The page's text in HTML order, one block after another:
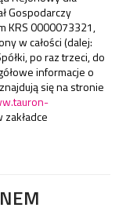
Gospodarczy
KRS 0000073321,
w całości (dalej:
po raz trzeci, do
informacje o
się na stronie
zakładce